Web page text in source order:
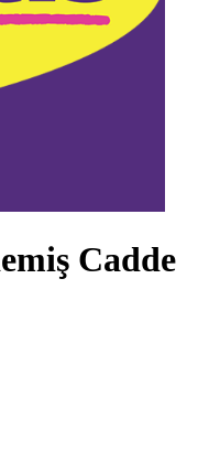
Cadde